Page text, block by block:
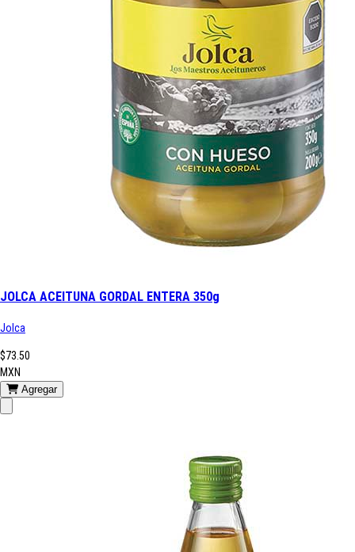
JOLCA ACEITUNA GORDAL ENTERA 350g
Jolca
$73.50
MXN
Agregar